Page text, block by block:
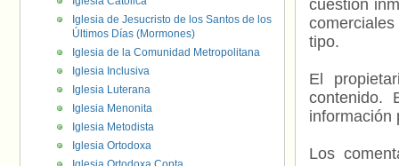
cuestión
tipo.
El
contenido.
información
Los
Iglesia de Jesucristo de los Santos de los
Últimos Días (Mormones)
Iglesia de la Comunidad Metropolitana
Iglesia Inclusiva
Iglesia Luterana
Iglesia Menonita
Iglesia Metodista
Iglesia Ortodoxa